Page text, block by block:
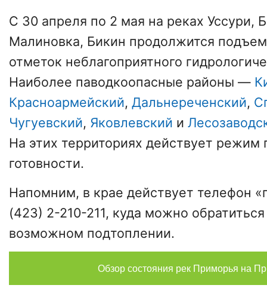
С 30 апреля по 2 мая на реках Уссури,
Малиновка, Бикин продолжится
отметок неблагоприятного
Наиболее паводкоопасные районы —
Красноармейский, Дальнереченский,
Чугуевский, Яковлевский и
На этих территориях действует
готовности.
Напомним, в крае действует телефон
(423) 2-210-211, куда можно
возможном подтоплении.
Обзор состояния рек Приморья на